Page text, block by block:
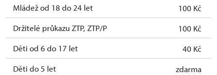
Mládež od 18 do 24 let
100 Kč
Držitelé průkazu ZTP, ZTP/P
100 Kč
Děti od 6 do 17 let
40 Kč
Děti do 5 let
zdarma